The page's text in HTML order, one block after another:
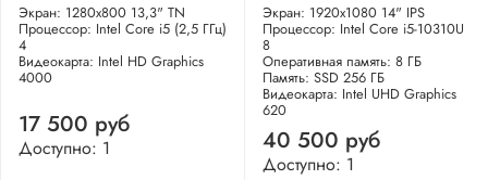
Экран: 1280x800 13,3" TN
Процессор: Intel Core i5 (2,5 ГГц)
4
Видеокарта: Intel HD Graphics
4000
17 500 руб
Доступно: 1
Экран: 1920x1080 14" IPS
Процессор: Intel Core i5-10310U
8
Оперативная память: 8 ГБ
Память: SSD 256 ГБ
Видеокарта: Intel UHD Graphics
620
40 500 руб
Доступно: 1